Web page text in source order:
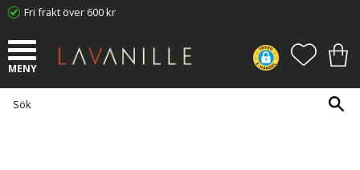
Fri frakt över 600 kr